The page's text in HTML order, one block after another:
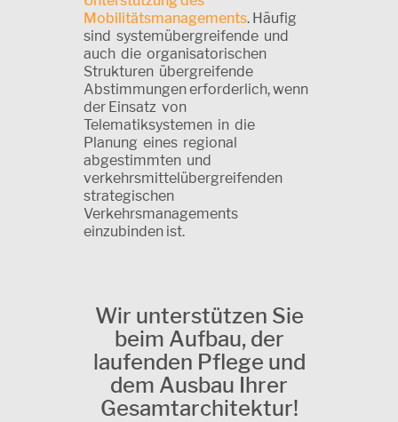
Mobilitätsmanagements. Häufig
sind systemübergreifende und
auch die organisatorischen
Strukturen übergreifende
Abstimmungen erforderlich, wenn
der Einsatz von
Telematiksystemen in die
Planung eines regional
abgestimmten und
verkehrsmittelübergreifenden
strategischen
Verkehrsmanagements
einzubinden ist.
Wir unterstützen Sie
beim Aufbau, der
laufenden Pflege und
dem Ausbau Ihrer
Gesamtarchitektur!